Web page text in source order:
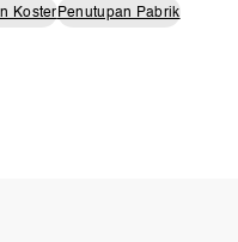
KosterPenutupan Pabrik